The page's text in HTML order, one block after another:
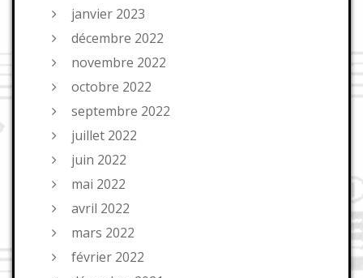
janvier 2023
décembre 2022
novembre 2022
octobre 2022
septembre 2022
juillet 2022
juin 2022
mai 2022
avril 2022
mars 2022
février 2022